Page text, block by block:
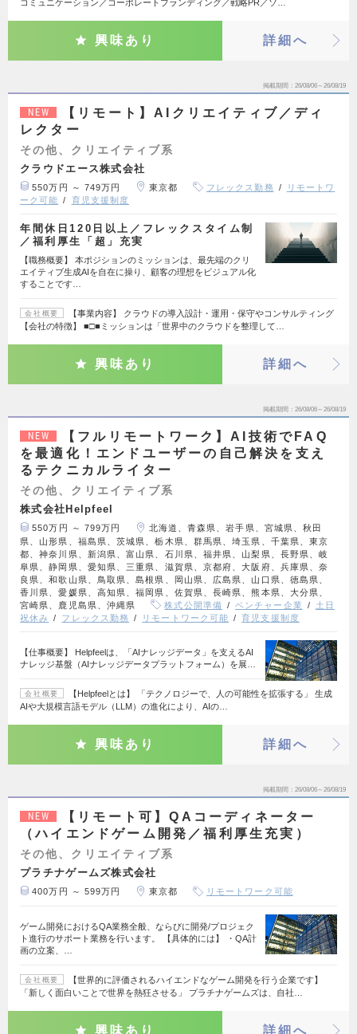
コミュニケーション／コーポレートブランディング／戦略PR／ソ…
興味あり 詳細へ
掲載期間 26/08/06～26/08/19
NEW
【リモート】AIクリエイティブ／ディ
レクター
その他、クリエイティブ系
クラウドエース株式会社
550万円 ～ 749万円 東京都 フレックス勤務
リモートワ
ーク可能
育児支援制度
年間休日120日以上／フレックスタイム制
／福利厚生「超」充実
【職務概要】 本ポジションのミッションは、最先端のクリ
エイティブ生成AIを自在に操り、顧客の理想をビジュアル化
することです…
会社概要
【事業内容】 クラウドの導入設計・運用・保守やコンサルティング
【会社の特徴】 ■□■ミッションは「世界中のクラウドを整理して…
興味あり 詳細へ
掲載期間 26/08/06～26/08/19
NEW
【フルリモートワーク】AI技術でFAQ
を最適化！エンドユーザーの自己解決を支え
るテクニカルライター
その他、クリエイティブ系
株式会社Helpfeel
550万円 ～ 799万円
北海道、青森県、岩手県、宮城県、秋田
県、山形県、福島県、茨城県、栃木県、群馬県、埼玉県、千葉県、東京
都、神奈川県、新潟県、富山県、石川県、福井県、山梨県、長野県、岐
阜県、静岡県、愛知県、三重県、滋賀県、京都府、大阪府、兵庫県、奈
良県、和歌山県、鳥取県、島根県、岡山県、広島県、山口県、徳島県、
香川県、愛媛県、高知県、福岡県、佐賀県、長崎県、熊本県、大分県、
宮崎県、鹿児島県、沖縄県
株式公開準備 ベンチャー企業
土日
祝休み
フレックス勤務 リモートワーク可能 育児支援制度
【仕事概要】 Helpfeelは、「AIナレッジデータ」を支えるAI
ナレッジ基盤（AIナレッジデータプラットフォーム）を展…
会社概要
【Helpfeelとは】 「テクノロジーで、人の可能性を拡張する」 生成
AIや大規模言語モデル（LLM）の進化により、AIの…
興味あり 詳細へ
掲載期間 26/08/06～26/08/19
NEW
【リモート可】QAコーディネーター
（ハイエンドゲーム開発／福利厚生充実）
その他、クリエイティブ系
プラチナゲームズ株式会社
400万円 ～ 599万円 東京都 リモートワーク可能
ゲーム開発におけるQA業務全般、ならびに開発/プロジェク
ト進行のサポート業務を行います。 【具体的には】 ・QA計
画の立案、…
会社概要
【世界的に評価されるハイエンドなゲーム開発を行う企業です】
「新しく面白いことで世界を熱狂させる」 プラチナゲームズは、自社…
興味あり 詳細へ